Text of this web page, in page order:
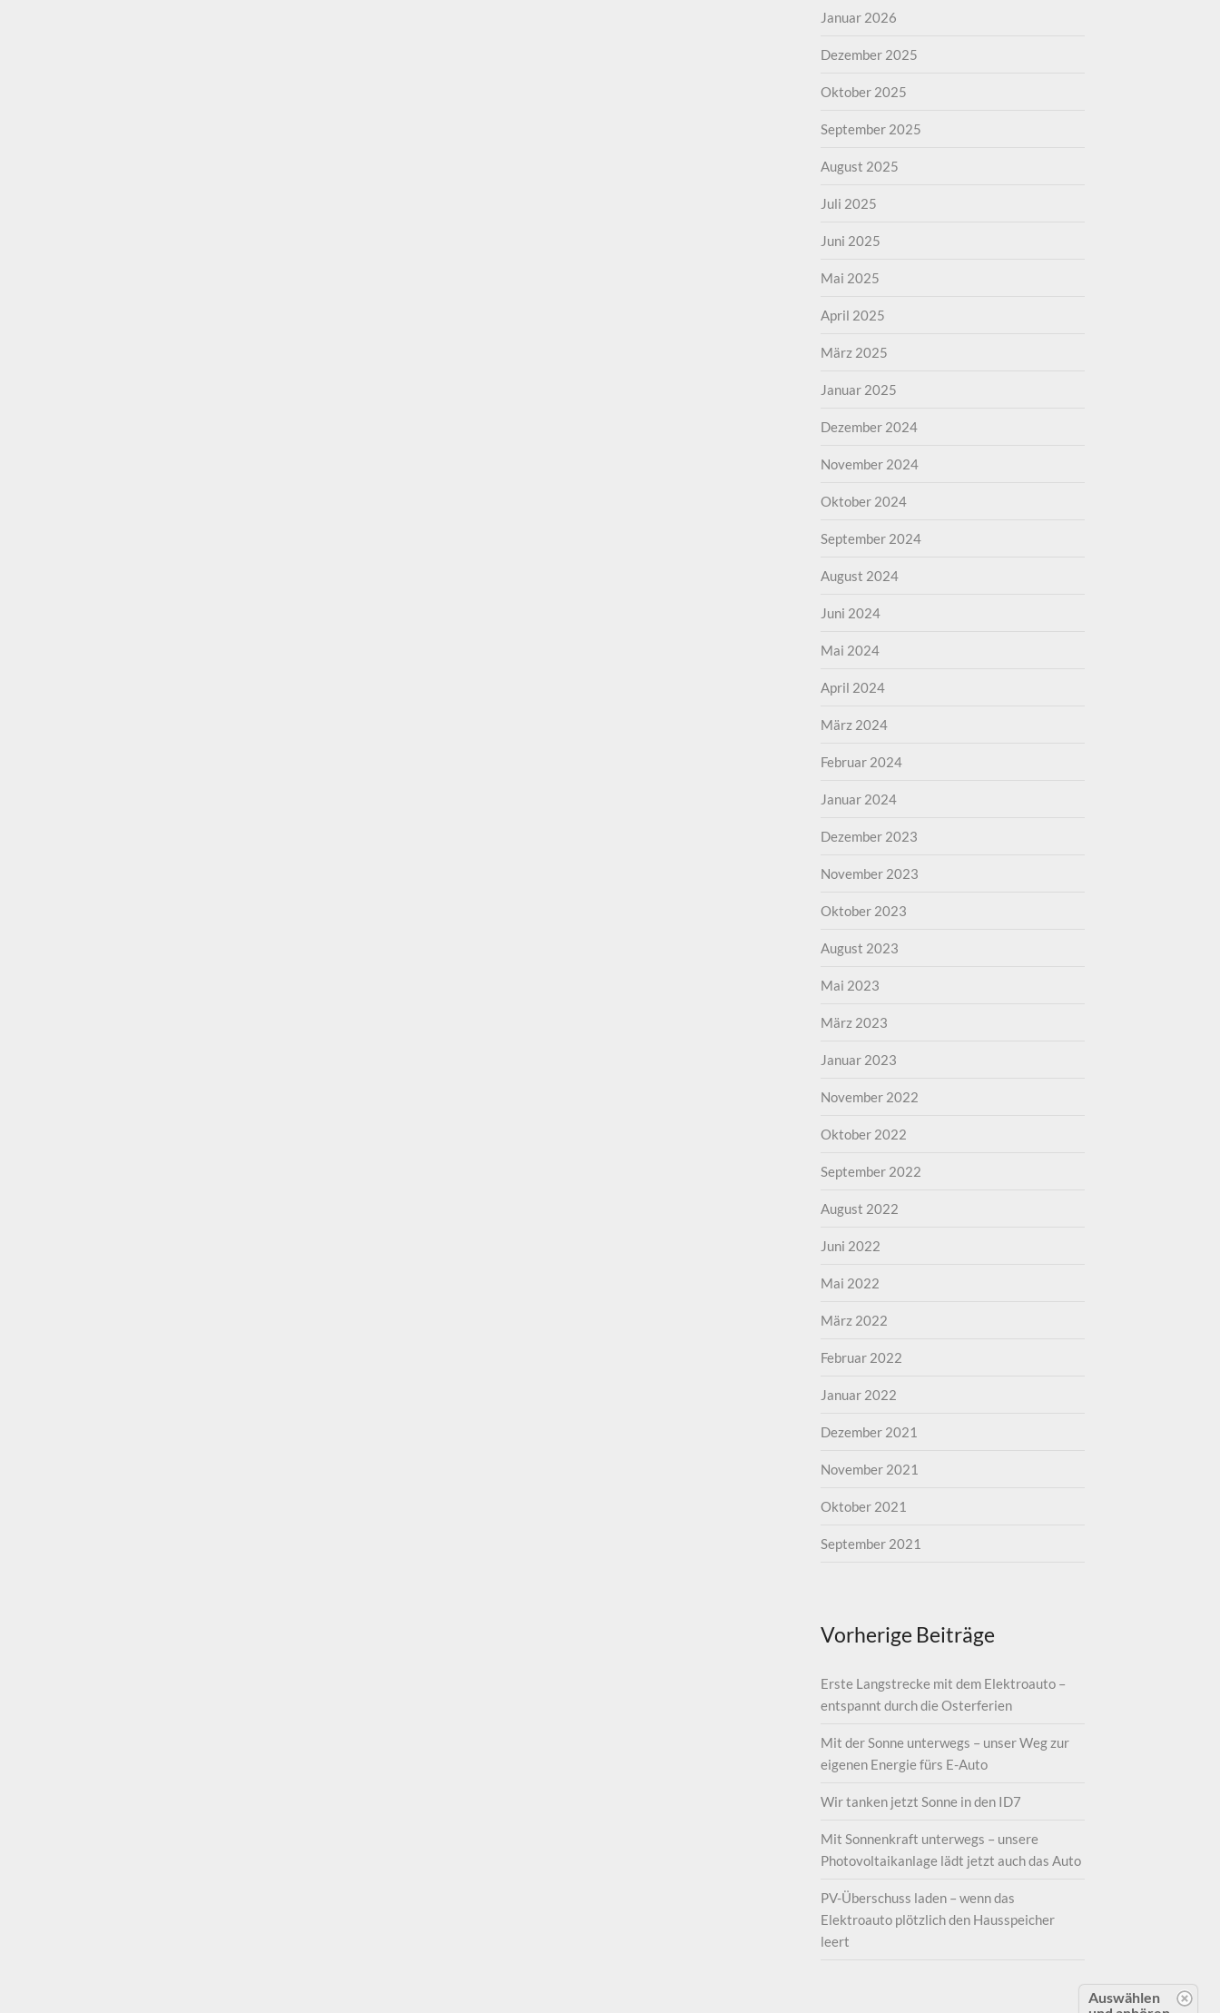
Januar 2026
Dezember 2025
Oktober 2025
September 2025
August 2025
Juli 2025
Juni 2025
Mai 2025
April 2025
März 2025
Januar 2025
Dezember 2024
November 2024
Oktober 2024
September 2024
August 2024
Juni 2024
Mai 2024
April 2024
März 2024
Februar 2024
Januar 2024
Dezember 2023
November 2023
Oktober 2023
August 2023
Mai 2023
März 2023
Januar 2023
November 2022
Oktober 2022
September 2022
August 2022
Juni 2022
Mai 2022
März 2022
Februar 2022
Januar 2022
Dezember 2021
November 2021
Oktober 2021
September 2021
Vorherige Beiträge
Erste Langstrecke mit dem Elektroauto –
entspannt durch die Osterferien
Mit der Sonne unterwegs – unser Weg zur
eigenen Energie fürs E-Auto
Wir tanken jetzt Sonne in den ID7
Mit Sonnenkraft unterwegs – unsere
Photovoltaikanlage lädt jetzt auch das Auto
PV-Überschuss laden – wenn das
Elektroauto plötzlich den Hausspeicher
leert
Auswählen